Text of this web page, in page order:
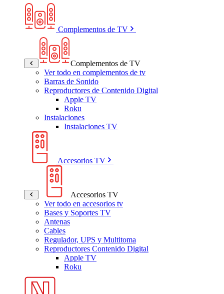
Complementos de TV
Complementos de TV
Ver todo en complementos de tv
Barras de Sonido
Reproductores de Contenido Digital
Apple TV
Roku
Instalaciones
Instalaciones TV
Accesorios TV
Accesorios TV
Ver todo en accesorios tv
Bases y Soportes TV
Antenas
Cables
Regulador, UPS y Multitoma
Reproductores Contenido Digital
Apple TV
Roku